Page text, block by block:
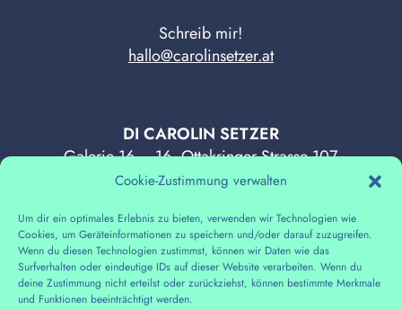
Cookie-Zustimmung verwalten
Um dir ein optimales Erlebnis zu bieten, verwenden wir Technologien wie
Cookies, um Geräteinformationen zu speichern und/oder darauf zuzugreifen.
Wenn du diesen Technologien zustimmst, können wir Daten wie das
Surfverhalten oder eindeutige IDs auf dieser Website verarbeiten. Wenn du
deine Zustimmung nicht erteilst oder zurückziehst, können bestimmte Merkmale
und Funktionen beeinträchtigt werden.
Schreib mir!
hallo@carolinsetzer.at
DI CAROLIN SETZER
Galerie 16 – 16, Ottakringer Strasse 107
hallo@carolinsetzer.at
SOCIAL MEDIA
Follow on Facebook